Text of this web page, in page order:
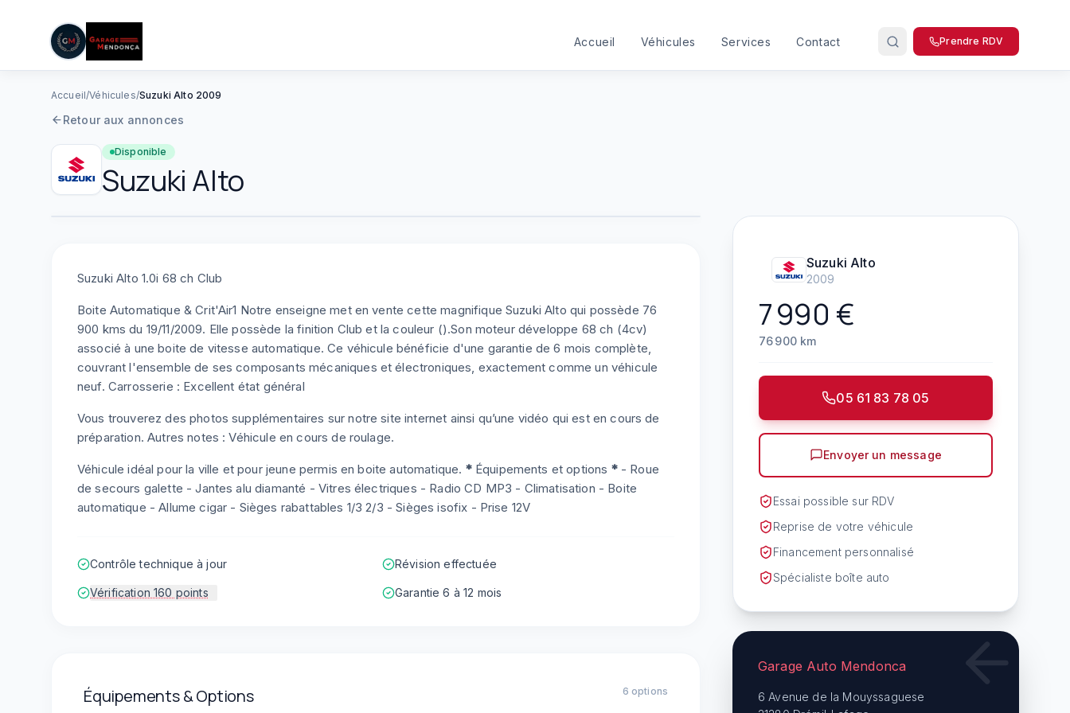
Aller au contenu principal
Accueil Véhicules Services Contact Prendre RDV
Accueil/Véhicules/Suzuki Alto 2009
Retour aux annonces
Disponible
Suzuki Alto
Suzuki Alto 1.0i 68 ch Club
Boite Automatique & Crit'Air1 Notre enseigne met en vente cette magnifique Suzuki Alto qui possède 76
900 kms du 19/11/2009. Elle possède la finition Club et la couleur ().Son moteur développe 68 ch (4cv)
associé à une boite de vitesse automatique. Ce véhicule bénéficie d'une garantie de 6 mois complète,
couvrant l'ensemble de ses composants mécaniques et électroniques, exactement comme un véhicule
neuf. Carrosserie : Excellent état général
Vous trouverez des photos supplémentaires sur notre site internet ainsi qu’une vidéo qui est en cours de
préparation. Autres notes : Véhicule en cours de roulage.
Véhicule idéal pour la ville et pour jeune permis en boite automatique. *Équipements et options *- Roue
de secours galette - Jantes alu diamanté - Vitres électriques - Radio CD MP3 - Climatisation - Boite
automatique - Allume cigar - Sièges rabattables 1/3 2/3 - Sièges isofix - Prise 12V
Contrôle technique à jour Révision effectuée
Vérification 160 points Garantie 6 à 12 mois
Équipements & Options 6 options
Suzuki Alto
2009
7 990 €
76 900km
05 61 83 78 05
Envoyer un message
Essai possible sur RDV
Reprise de votre véhicule
Financement personnalisé
Spécialiste boîte auto
Garage Auto Mendonca
6 Avenue de la Mouyssaguese